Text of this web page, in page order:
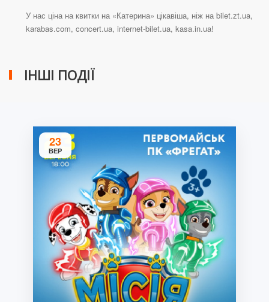
У нас ціна на квитки на «Катерина» цікавіша, ніж на bilet.zt.ua,
karabas.com, concert.ua, internet-bilet.ua, kasa.in.ua!
ІНШІ ПОДІЇ
23
ВЕР